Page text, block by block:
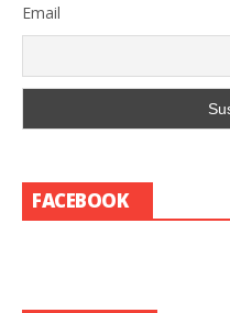
Email
FACEBOOK